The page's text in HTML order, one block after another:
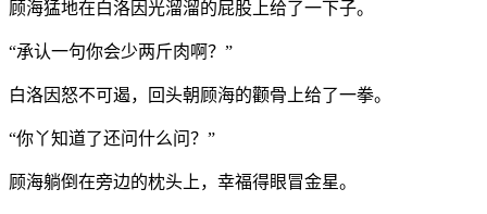
顾海猛地在白洛因光溜溜的屁股上给了一下子。
“承认一句你会少两斤肉啊？”
白洛因怒不可遏，回头朝顾海的颧骨上给了一拳。
“你丫知道了还问什么问？”
顾海躺倒在旁边的枕头上，幸福得眼冒金星。